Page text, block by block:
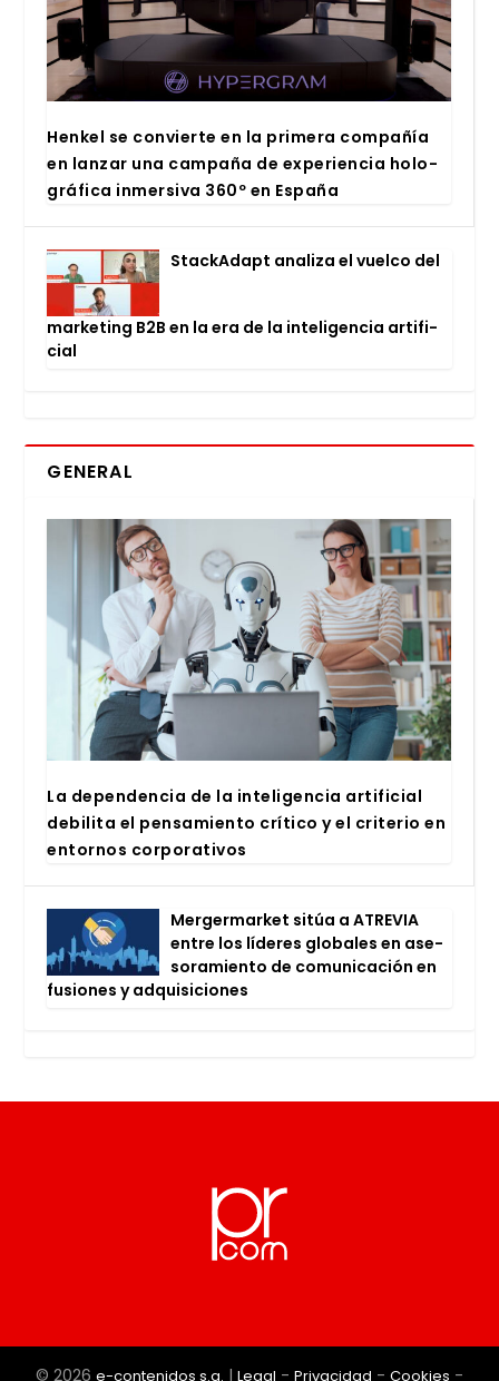
Hen­kel se con­vier­te en la pri­me­ra com­pa­ñía
en lan­zar una cam­pa­ña de expe­rien­cia holo­
grá­fi­ca inmer­si­va 360º en Espa­ña
Stac­kA­dapt ana­li­za el vuel­co del
mar­ke­ting B2B en la era de la inte­li­gen­cia arti­fi­
cial
GENERAL
La depen­den­cia de la inte­li­gen­cia arti­fi­cial
debi­li­ta el pen­sa­mien­to crí­ti­co y el cri­te­rio en
entor­nos cor­po­ra­ti­vos
Mer­ger­mar­ket sitúa a ATRE­VIA
entre los líde­res glo­ba­les en ase­
so­ra­mien­to de comu­ni­ca­ción en
fusio­nes y adqui­si­cio­nes
© 2026 e-contenidos s.a. | Legal - Privacidad - Cookies -